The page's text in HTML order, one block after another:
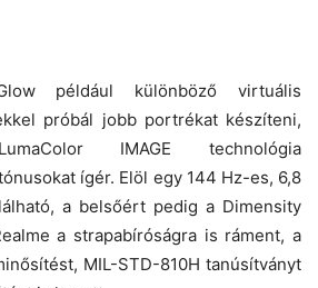
például különböző virtuális
próbál jobb portrékat készíteni,
IMAGE technológia
ígér. Elöl egy 144 Hz-es, 6,8
a belsőért pedig a Dimensity
a strapabíróságra is ráment, a
MIL-STD-810H tanúsítványt